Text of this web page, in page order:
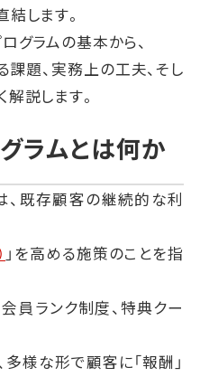
します。
グラムの基本から、
課題、実務上の工夫、そし
説します。
ラムとは何か
、既存顧客の継続的な利
」を高める施策のことを指
員ランク制度、特典クー
様な形で顧客に「報酬」